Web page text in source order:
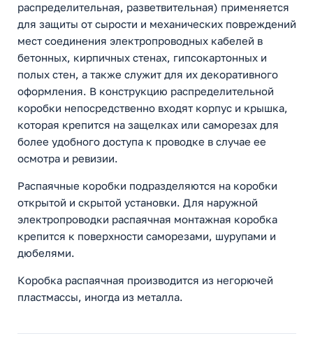
распределительная, разветвительная) применяется
для защиты от сырости и механических повреждений
мест соединения электропроводных кабелей в
бетонных, кирпичных стенах, гипсокартонных и
полых стен, а также служит для их декоративного
оформления. В конструкцию распределительной
коробки непосредственно входят корпус и крышка,
которая крепится на защелках или саморезах для
более удобного доступа к проводке в случае ее
осмотра и ревизии.
Распаячные коробки подразделяются на коробки
открытой и скрытой установки. Для наружной
электропроводки распаячная монтажная коробка
крепится к поверхности саморезами, шурупами и
дюбелями.
Коробка распаячная производится из негорючей
пластмассы, иногда из металла.